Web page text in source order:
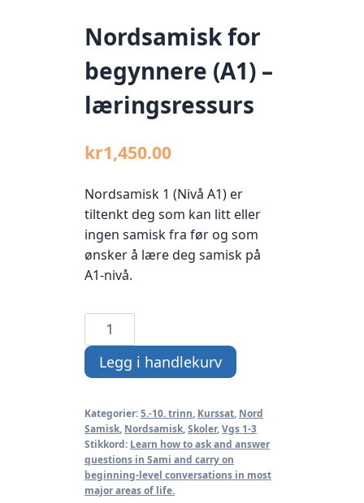
Nordsamisk for
begynnere (A1) –
læringsressurs
kr1,450.00
Nordsamisk 1 (Nivå A1) er
tiltenkt deg som kan litt eller
ingen samisk fra før og som
ønsker å lære deg samisk på
A1-nivå.
Nordsamisk
for
begynnere
-
læringsressurs
antall
Legg i handlekurv
Kategorier:5.-10. trinn Kurssat Nord
Samisk Nordsamisk Skoler, Vgs 1-3
Stikkord: Learn how to ask and answer
questions in Sami and carry on
beginning-level conversations in most
major areas of life.